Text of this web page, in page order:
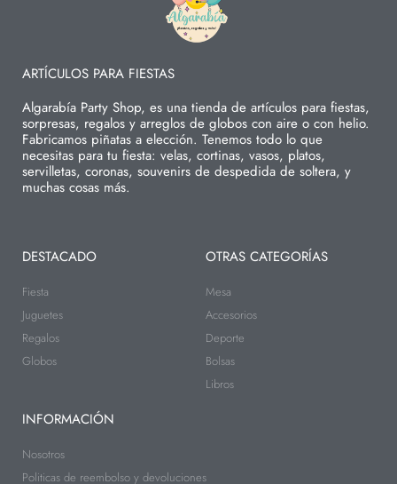
ARTÍCULOS PARA FIESTAS
Algarabía Party Shop, es una tienda de artículos para fiestas,
sorpresas, regalos y arreglos de globos con aire o con helio.
Fabricamos piñatas a elección. Tenemos todo lo que
necesitas para tu fiesta: velas, cortinas, vasos, platos,
servilletas, coronas, souvenirs de despedida de soltera, y
muchas cosas más.
DESTACADO
Fiesta
Juguetes
Regalos
Globos
OTRAS CATEGORÍAS
Mesa
Accesorios
Deporte
Bolsas
Libros
INFORMACIÓN
Nosotros
Politicas de reembolso y devoluciones